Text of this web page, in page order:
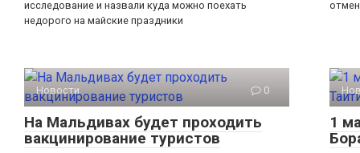
исследование и назвали куда можно поехать
недорого на майские праздники
Новости 0
На Мальдивах будет проходить
вакцинирование туристов
1